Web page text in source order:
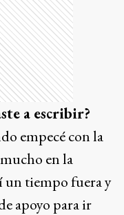
a escribir?
empecé con la
en la
un tiempo fuera y
apoyo para ir